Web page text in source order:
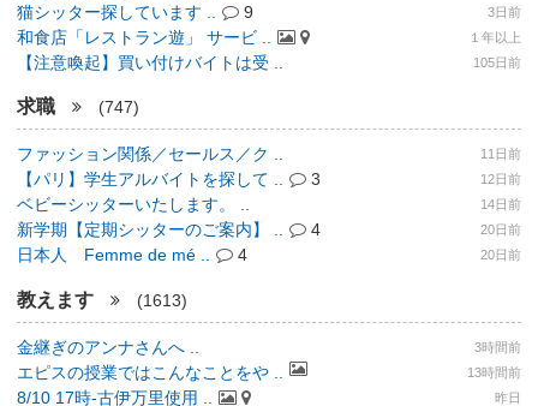
猫シッター探しています .. 9 3日前
和食店「レストラン遊」 サービ .. １年以上
【注意喚起】買い付けバイトは受 .. 105日前
求職 (747)
ファッション関係／セールス／ク .. 11日前
【パリ】学生アルバイトを探して .. 3 12日前
ベビーシッターいたします。 .. 14日前
新学期【定期シッターのご案内】 .. 4 20日前
日本人 Femme de mé .. 4 20日前
教えます (1613)
金継ぎのアンナさんへ .. 3時間前
エピスの授業ではこんなことをや .. 13時間前
8/10 17時-古伊万里使用 .. 昨日